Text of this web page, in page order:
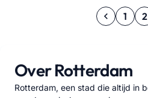
1 2
Over Rotterdam
Rotterdam, een stad die altijd in